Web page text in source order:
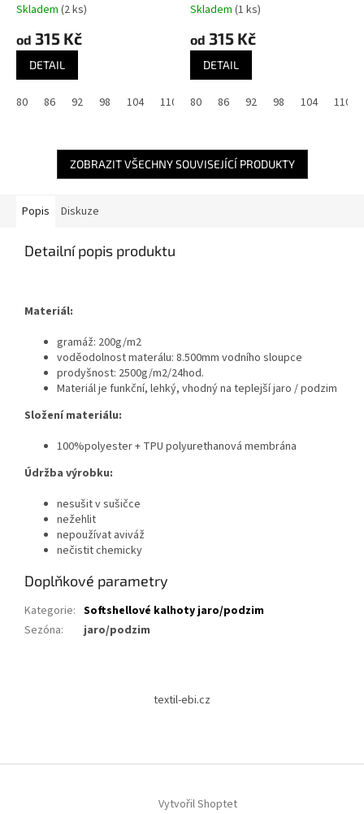
Skladem (2 ks)
od 315 Kč
DETAIL
80 86 92 98 104 110 116 122 128 134 140
Skladem (1 ks)
od 315 Kč
DETAIL
80 86 92 98 104 110
ZOBRAZIT VŠECHNY SOUVISEJÍCÍ PRODUKTY
Popis Diskuze
Detailní popis produktu
Materiál:
gramáž: 200g/m2
voděodolnost materálu: 8.500mm vodního sloupce
prodyšnost: 2500g/m2/24hod.
Materiál je funkční, lehký, vhodný na teplejší jaro / podzim
Složení materiálu:
100%polyester + TPU polyurethanová membrána
Údržba výrobku:
nesušit v sušičce
nežehlit
nepoužívat aviváž
nečistit chemicky
Doplňkové parametry
Kategorie: Softshellové kalhoty jaro/podzim
Sezóna: jaro/podzim
í
textil-ebi.cz
Vytvořil Shoptet